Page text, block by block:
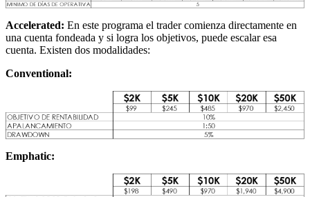
Accelerated: En este programa el trader comienza directamente en
una cuenta fondeada y si logra los objetivos, puede escalar esa
cuenta. Existen dos modalidades:
Conventional:
Emphatic: